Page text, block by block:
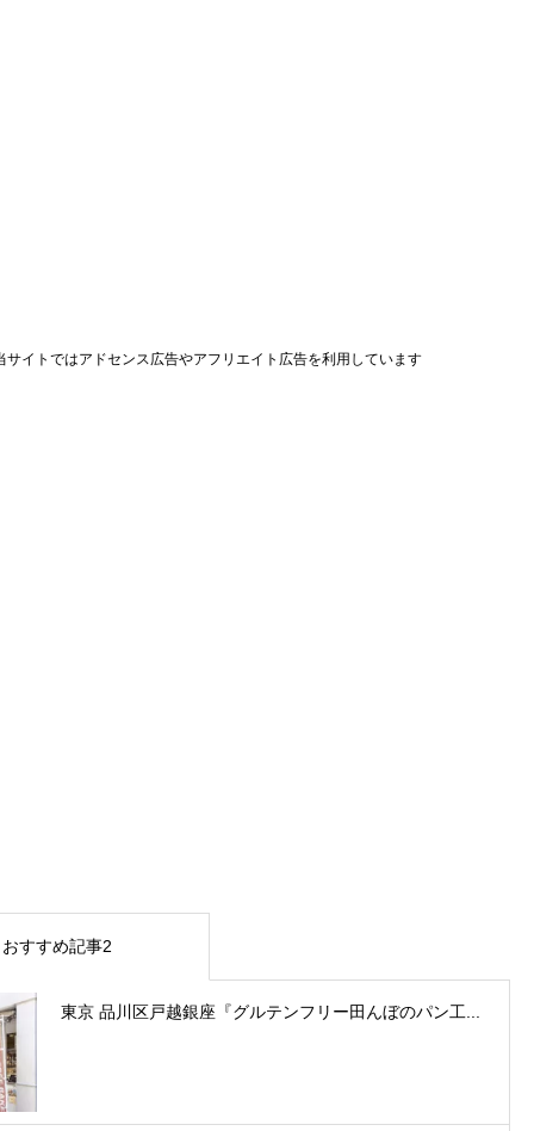
サイトではアドセンス広告やアフリエイト広告を利用しています
おすすめ記事2
東京 品川区戸越銀座『グルテンフリー田んぼのパン工...